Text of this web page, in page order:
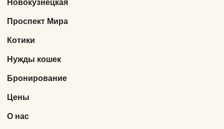
Новокузнецкая
Проспект Мира
Котики
Нужды кошек
Бронирование
Цены
О нас